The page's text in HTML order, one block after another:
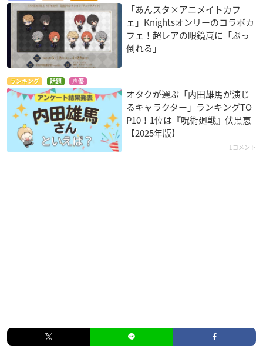
「あんスタ×アニメイトカフ
ェ」Knightsオンリーのコラボカ
フェ！超レアの眼鏡嵐に「ぶっ
倒れる」
ランキング 話題 声優
オタクが選ぶ「内田雄馬が演じ
るキャラクター」ランキングTO
P10！1位は『呪術廻戦』伏黒恵
【2025年版】
1コメント